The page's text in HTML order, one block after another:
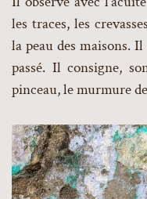
les traces, les
la peau des maisons.
passé. Il consigne,
pinceau, le murmure